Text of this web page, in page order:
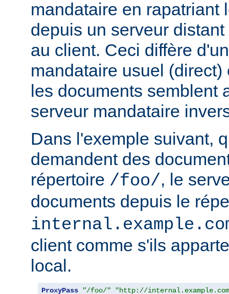
mandataire en rapatriant
depuis un serveur
au client. Ceci diffère
mandataire usuel (direct)
les documents semblent
serveur mandataire
Dans l'exemple suivant,
demandent des
répertoire /foo/, le
documents depuis le
client comme s'ils
local.
ProxyPass "/foo/"
"http://